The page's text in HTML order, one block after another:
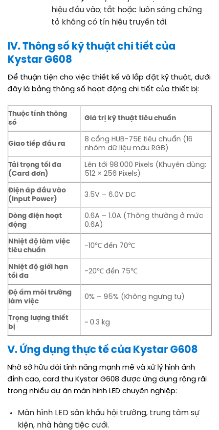
hiệu đầu vào; tắt hoặc luôn sáng chứng
tỏ không có tín hiệu truyền tới.
IV. Thông số kỹ thuật chi tiết của
Kystar G608
Để thuận tiện cho việc thiết kế và lắp đặt kỹ thuật, dưới
đây là bảng thông số hoạt động chi tiết của thiết bị:
Thuộc tính thông
số
Giá trị kỹ thuật tiêu chuẩn
Giao tiếp đầu ra
8 cổng HUB-75E tiêu chuẩn (16
nhóm dữ liệu màu RGB)
Tải trọng tối đa
(Card đơn)
Lên tới 98.000 Pixels (Khuyên dùng:
512 × 256 Pixels)
Điện áp đầu vào
(Input Power)
3.5V – 6.0V DC
Dòng điện hoạt
động
0.6A – 1.0A (Thông thường ở mức
0.6A)
Nhiệt độ làm việc
tiêu chuẩn
-10℃ đến 70℃
Nhiệt độ giới hạn
tối đa
-20℃ đến 75℃
Độ ẩm môi trường
làm việc
0% – 95% (Không ngưng tụ)
Trọng lượng thiết
bị
~ 0.3 kg
V. Ứng dụng thực tế của Kystar G608
Nhờ sở hữu dải tính năng mạnh mẽ và xử lý hình ảnh
đỉnh cao, card thu Kystar G608 được ứng dụng rộng rãi
trong nhiều dự án màn hình LED chuyên nghiệp:
Màn hình LED sân khấu hội trường, trung tâm sự
kiện, nhà hàng tiệc cưới.